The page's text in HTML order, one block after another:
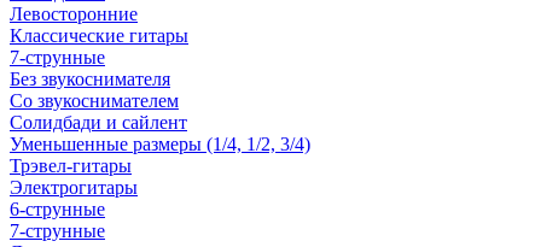
Левосторонние
Классические гитары
7-струнные
Без звукоснимателя
Со звукоснимателем
Солидбади и сайлент
Уменьшенные размеры (1/4, 1/2, 3/4)
Трэвел-гитары
Электрогитары
6-струнные
7-струнные